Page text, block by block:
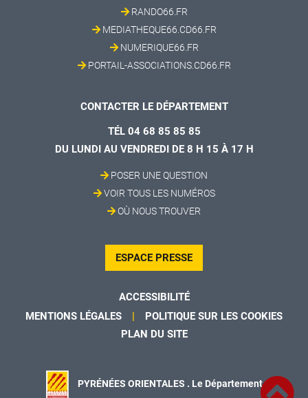
RANDO66.FR
MEDIATHEQUE66.CD66.FR
NUMERIQUE66.FR
PORTAIL-ASSOCIATIONS.CD66.FR
CONTACTER LE DÉPARTEMENT
TÉL 04 68 85 85 85
DU LUNDI AU VENDREDI DE 8 H 15 À 17 H
POSER UNE QUESTION
VOIR TOUS LES NUMÉROS
OÙ NOUS TROUVER
ESPACE PRESSE
ACCESSIBILITÉ
MENTIONS LÉGALES
POLITIQUE SUR LES COOKIES
PLAN DU SITE
PYRÉNÉES ORIENTALES . Le Département